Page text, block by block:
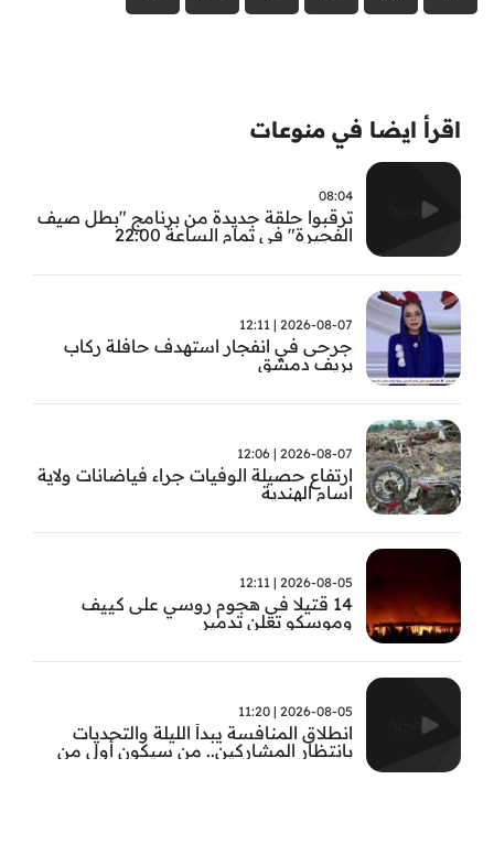
اقرأ ايضا في منوعات
08:04
ترقبوا حلقة جديدة من برنامج "بطل صيف
الفجيرة" في تمام الساعة 22:00
2026-08-07 | 12:11
جرحى في انفجار استهدف حافلة ركاب
بريف دمشق
2026-08-07 | 12:06
ارتفاع حصيلة الوفيات جراء فياضانات ولاية
اسام الهندية
2026-08-05 | 12:11
14 قتيلا في هجوم روسي على كييف
وموسكو تعلن تدمير
2026-08-05 | 11:20
انطلاق المنافسة يبدأ الليلة والتحديات
بانتظار المشاركين.. من سيكون أول من